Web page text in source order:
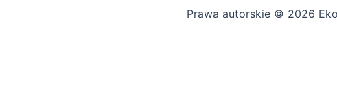
Prawa autorskie © 2026